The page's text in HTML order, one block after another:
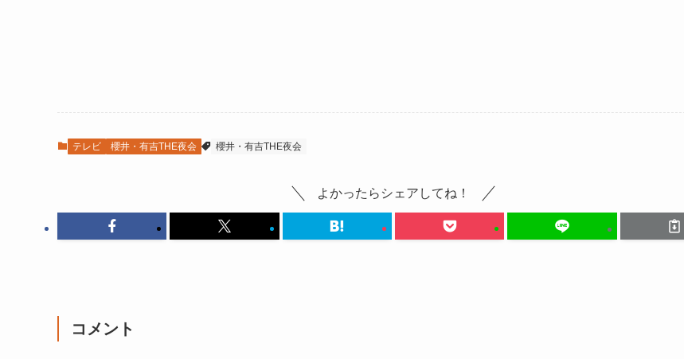
テレビ 櫻井・有吉THE夜会 櫻井・有吉THE夜会
よかったらシェアしてね！
コメント